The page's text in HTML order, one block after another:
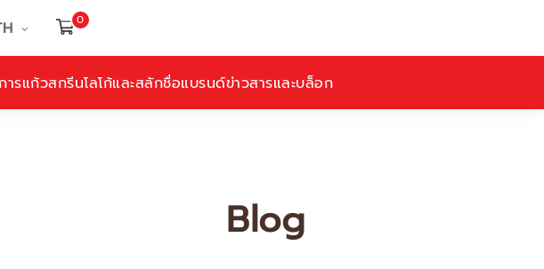
0
ารแก้วสกรีนโลโก้และสลักชื่อแบรนด์ข่าวสารและบล็อก
Blog